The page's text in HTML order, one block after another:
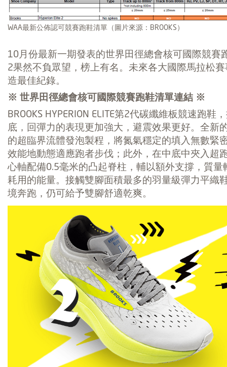
WAA最新公佈認可競賽跑鞋清單（圖片來源：BROOKS）
10月份最新一期發表的世界田徑總會核可國際競賽跑
2果然不負眾望，榜上有名。未來各大國際馬拉松
造最佳紀錄。
※ 世界田徑總會核可國際競賽跑鞋清單連結 ※
BROOKS HYPERION ELITE第2代碳纖維板競速跑鞋
底，回彈力的表現更加強大，避震效果更好。全新
的超臨界流體發泡製程，將氮氣穩定的填入無數緊
效能地動態適應跑者步伐；此外，在中底中夾入超
心軸配備0.5毫米的凸起脊柱，輔以額外支撐，質
耗用的能量。接觸雙腳面積最多的羽量級彈力平織
境奔跑，仍可給予雙腳舒適乾爽。